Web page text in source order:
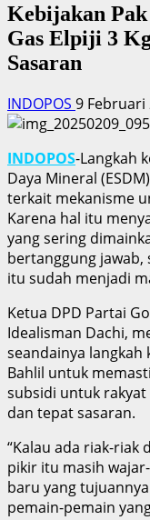
Kebijakan Pak
Gas Elpiji 3
Sasaran
INDOPOS 9 Februari
INDOPOS-Langkah
Daya Mineral
terkait mekanisme
Karena hal itu
yang sering
bertanggung jawab,
itu sudah menjadi
Ketua DPD Partai
Idealisman Dachi,
seandainya langkah
Bahlil untuk
subsidi untuk
dan tepat sasaran.
“Kalau ada riak-riak
pikir itu masih
baru yang
pemain-pemain